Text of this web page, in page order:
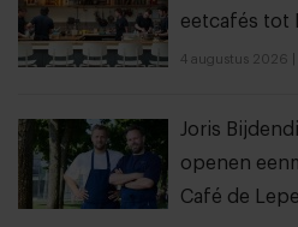
eetcafés tot
4 augustus 2026
Joris
openen
Café de Lepel